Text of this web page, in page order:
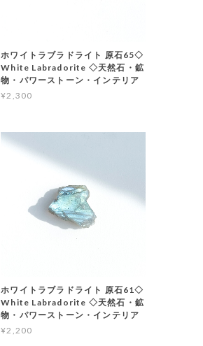
ホワイトラブラドライト 原石65◇
White Labradorite ◇天然石・鉱
物・パワーストーン・インテリア
¥2,300
ホワイトラブラドライト 原石61◇
White Labradorite ◇天然石・鉱
物・パワーストーン・インテリア
¥2,200